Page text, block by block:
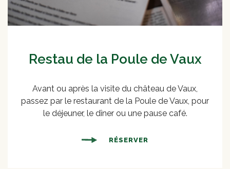
Restau de la Poule de Vaux
Avant ou après la visite du château de Vaux,
passez par le restaurant de la Poule de Vaux, pour
le déjeuner, le dîner ou une pause café.
RÉSERVER